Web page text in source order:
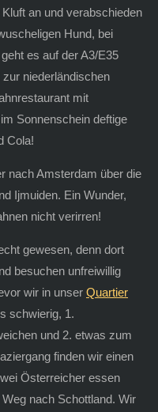
an und verabschieden
Hund, bei
es auf der A3/E35
niederländischen
mit
Sonnenschein deftige
Cola!
nach Amsterdam über die
Ijmuiden. Ein Wunder,
nicht verirren!
gewesen, denn dort
besuchen unfreiwillig
wir in unser Quartier
schwierig, 1.
und 2. etwas zum
finden wir einen
Österreicher essen
nach Schottland. Wir